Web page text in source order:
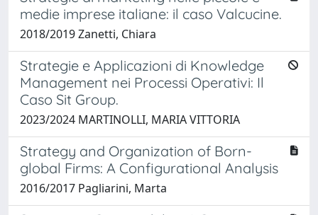
medie imprese italiane: il caso Valcucine.
2018/2019 Zanetti, Chiara
Strategie e Applicazioni di Knowledge
Management nei Processi Operativi: Il
Caso Sit Group.
2023/2024 MARTINOLLI, MARIA VITTORIA
Strategy and Organization of Born-
global Firms: A Configurational Analysis
2016/2017 Pagliarini, Marta